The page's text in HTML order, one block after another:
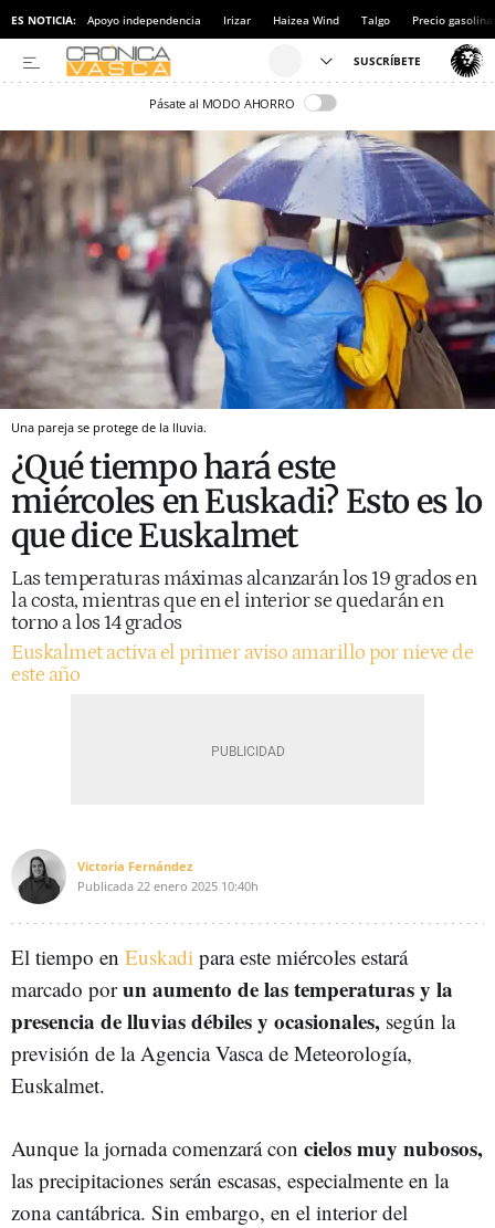
ES NOTICIA: Apoyo independencia Irizar Haizea Wind Talgo Precio gasolina
Pásate al MODO AHORRO
Una pareja se protege de la lluvia.
¿Qué tiempo hará este
miércoles en Euskadi? Esto es lo
que dice Euskalmet
Las temperaturas máximas alcanzarán los 19 grados en
la costa, mientras que en el interior se quedarán en
torno a los 14 grados
Euskalmet activa el primer aviso amarillo por nieve de
este año
Victoria Fernández
Publicada 22 enero 2025 10:40h
El tiempo en Euskadi para este miércoles estará
marcado porun aumento de las temperaturas y la
presencia de lluvias débiles y ocasionales, según la
previsión de la Agencia Vasca de Meteorología,
Euskalmet.
Aunque la jornada comenzará con cielos muy nubosos,
las precipitaciones serán escasas, especialmente en la
zona cantábrica. Sin embargo, en el interior del